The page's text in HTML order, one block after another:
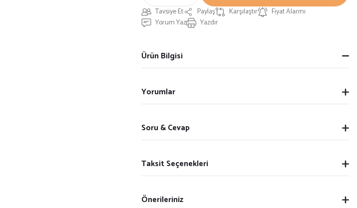
Tavsiye Et Paylaş Karşılaştır
Fiyat Alarmı
Yorum Yaz
Yazdır
Ürün Bilgisi
Yorumlar
Soru & Cevap
Taksit Seçenekleri
Önerileriniz